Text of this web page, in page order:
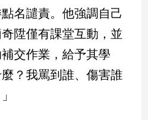
名譴責。他強調自己
陞僅有課堂互動，並
交作業，給予其學
？我罵到誰、傷害誰